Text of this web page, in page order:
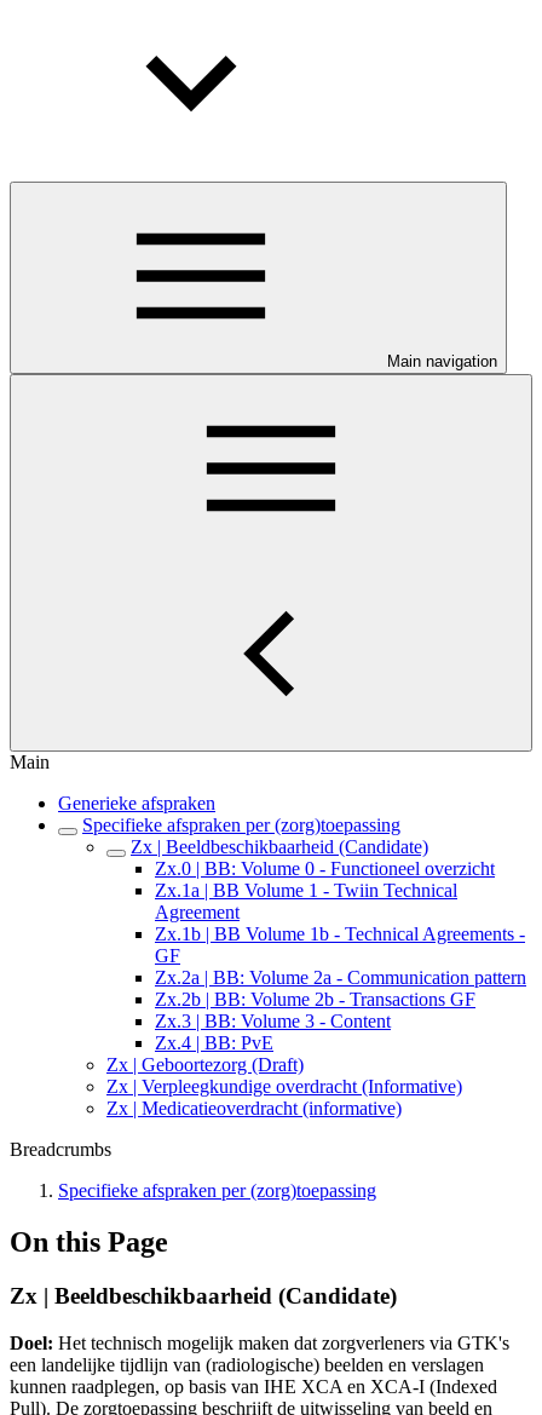
Main navigation
Main
Generieke afspraken
Specifieke afspraken per (zorg)toepassing
Zx | Beeldbeschikbaarheid (Candidate)
Zx.0 | BB: Volume 0 - Functioneel overzicht
Zx.1a | BB Volume 1 - Twiin Technical
Agreement
Zx.1b | BB Volume 1b - Technical Agreements -
GF
Zx.2a | BB: Volume 2a - Communication pattern
Zx.2b | BB: Volume 2b - Transactions GF
Zx.3 | BB: Volume 3 - Content
Zx.4 | BB: PvE
Zx | Geboortezorg (Draft)
Zx | Verpleegkundige overdracht (Informative)
Zx | Medicatieoverdracht (informative)
Breadcrumbs
Specifieke afspraken per (zorg)toepassing
On this Page
Zx | Beeldbeschikbaarheid (Candidate)
Doel: Het technisch mogelijk maken dat zorgverleners via GTK's
een landelijke tijdlijn van (radiologische) beelden en verslagen
kunnen raadplegen, op basis van IHE XCA en XCA-I (Indexed
Pull). De zorgtoepassing beschrijft de uitwisseling van beeld en